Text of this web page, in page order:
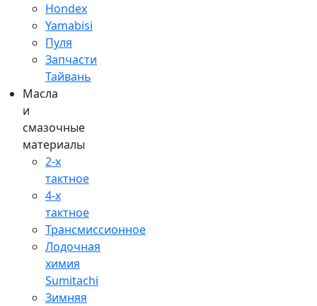
Hondex
Yamabisi
Пуля
Запчасти
Тайвань
Масла
и
смазочные
материалы
2-х
тактное
4-х
тактное
Трансмиссионное
Лодочная
химия
Sumitachi
Зимняя